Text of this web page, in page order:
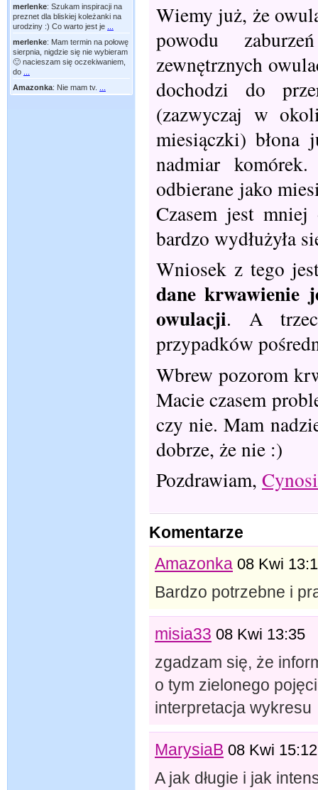
merlenke: Szukam inspiracji na
preznet dla bliskiej koleżanki na
urodziny :) Co warto jest je
merlenke: Mam termin na połowę
sierpnia, nigdzie się nie wybieram
🙂 nacieszam się oczekiwaniem,
do
Amazonka: Nie mam tv.
Wiemy już, że
powodu
zewnętrznych
dochodzi do
(zazwyczaj w
miesiączki)
nadmiar
odbierane jako
Czasem jest
bardzo wydłużyła
Wniosek z tego
dane krwawienie
owulacji. A
przypadków
Wbrew pozorom
Macie czasem
czy nie. Mam
dobrze, że nie :)
Pozdrawiam,
Komentarze
Amazonka 08 Kwi
Bardzo potrzebne i
misia33 08 Kwi 13:35
zgadzam się, że
o tym zielonego
interpretacja wykresu
MarysiaB 08 Kwi 15:12
A jak długie i jak